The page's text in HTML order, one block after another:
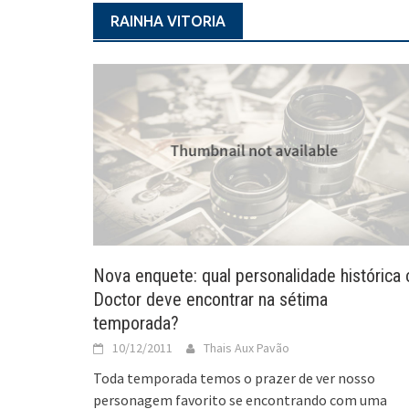
RAINHA VITORIA
Nova enquete: qual personalidade histórica
Doctor deve encontrar na sétima
temporada?
10/12/2011 Thais Aux Pavão
Toda temporada temos o prazer de ver nosso
personagem favorito se encontrando com uma